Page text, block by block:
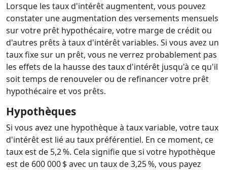
Lorsque les taux d'intérêt augmentent, vous pouvez
constater une augmentation des versements mensuels
sur votre prêt hypothécaire, votre marge de crédit ou
d'autres prêts à taux d'intérêt variables. Si vous avez un
taux fixe sur un prêt, vous ne verrez probablement pas
les effets de la hausse des taux d'intérêt jusqu'à ce qu'il
soit temps de renouveler ou de refinancer votre prêt
hypothécaire et vos prêts.
Hypothèques
Si vous avez une hypothèque à taux variable, votre taux
d'intérêt est lié au taux préférentiel. En ce moment, ce
taux est de 5,2 %. Cela signifie que si votre hypothèque
est de 600 000 $ avec un taux de 3,25 %, vous payez